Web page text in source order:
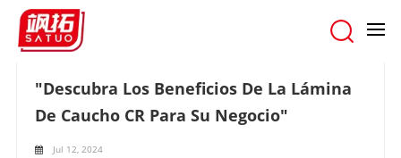
"Descubra Los Beneficios De La Lámina
De Caucho CR Para Su Negocio"
Jul 12, 2024